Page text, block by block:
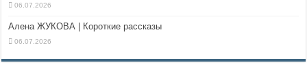
06.07.2026
Алена ЖУКОВА | Короткие рассказы
06.07.2026